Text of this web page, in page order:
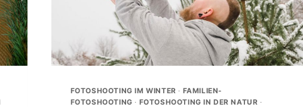
FOTOSHOOTING IM WINTER · FAMILIEN-
FOTOSHOOTING · FOTOSHOOTING IN DER NATUR ·